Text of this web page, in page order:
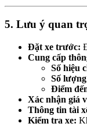
5. Lưu ý quan
Đặt xe trước:
Cung cấp
Số hiệu
Số
Điểm
Xác nhận giá
Thông tin tài
Kiểm tra xe: